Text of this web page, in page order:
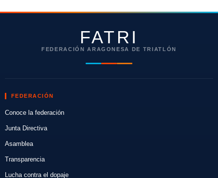
FATRI
FEDERACIÓN ARAGONESA DE TRIATLÓN
FEDERACIÓN
Conoce la federación
Junta Directiva
Asamblea
Transparencia
Lucha contra el dopaje